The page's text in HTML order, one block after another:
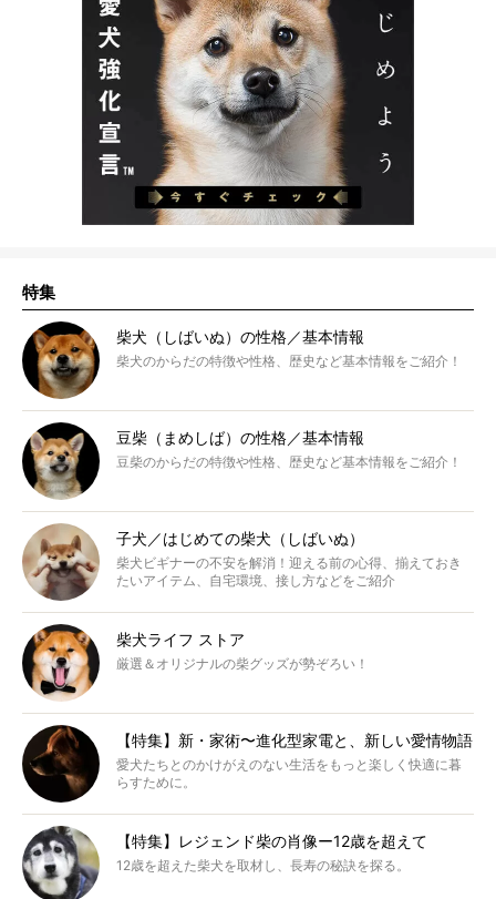
特集
柴犬（しばいぬ）の性格／基本情報
柴犬のからだの特徴や性格、歴史など基本情報をご紹介！
豆柴（まめしば）の性格／基本情報
豆柴のからだの特徴や性格、歴史など基本情報をご紹介！
子犬／はじめての柴犬（しばいぬ）
柴犬ビギナーの不安を解消！迎える前の心得、揃えておき
たいアイテム、自宅環境、接し方などをご紹介
柴犬ライフ ストア
厳選＆オリジナルの柴グッズが勢ぞろい！
【特集】新・家術〜進化型家電と、新しい愛情物語
愛犬たちとのかけがえのない生活をもっと楽しく快適に暮
らすために。
【特集】レジェンド柴の肖像ー12歳を超えて
12歳を超えた柴犬を取材し、長寿の秘訣を探る。